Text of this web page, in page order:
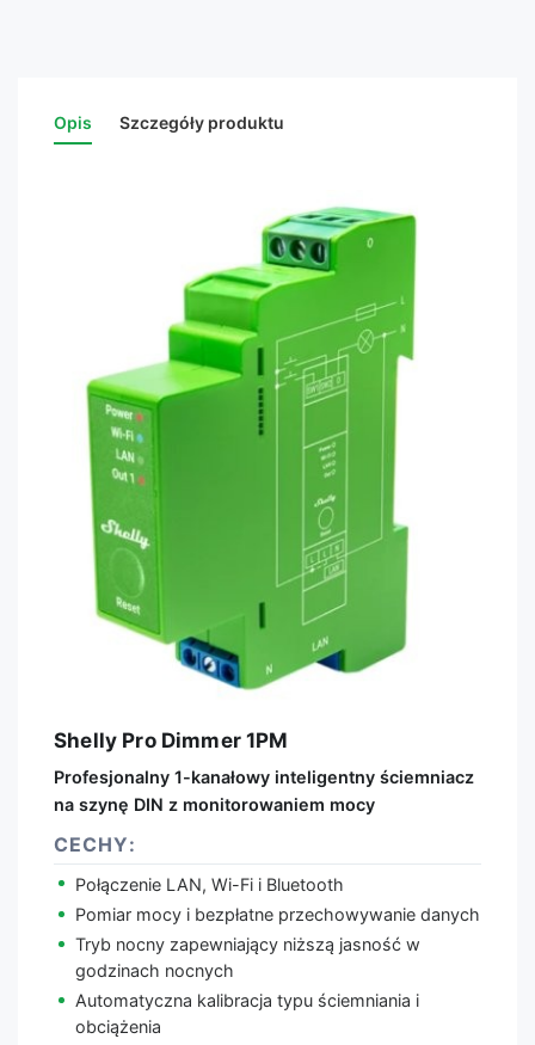
Opis Szczegóły produktu
Shelly Pro Dimmer 1PM
Profesjonalny 1-kanałowy inteligentny ściemniacz
na szynę DIN z monitorowaniem mocy
CECHY:
Połączenie LAN, Wi-Fi i Bluetooth
Pomiar mocy i bezpłatne przechowywanie danych
Tryb nocny zapewniający niższą jasność w
godzinach nocnych
Automatyczna kalibracja typu ściemniania i
obciążenia